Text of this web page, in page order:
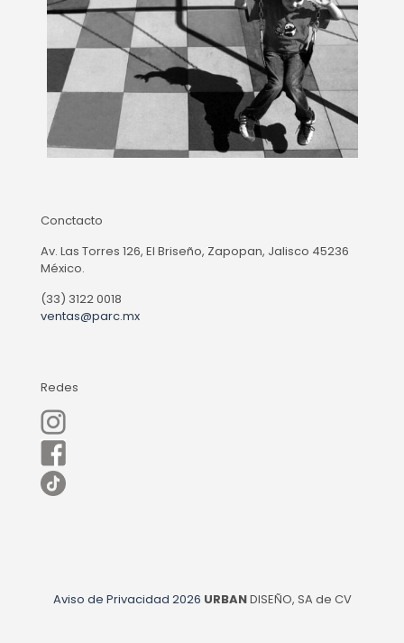
Conctacto
Av. Las Torres 126, El Briseño, Zapopan, Jalisco 45236
México.
(33) 3122 0018
ventas@parc.mx
Redes
Aviso de Privacidad 2026 URBANDISEÑO, SA de CV